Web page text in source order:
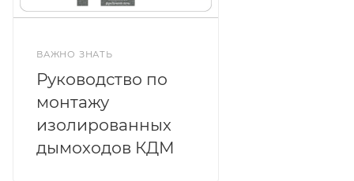
ВАЖНО ЗНАТЬ
Руководство по
монтажу
изолированных
дымоходов КДМ